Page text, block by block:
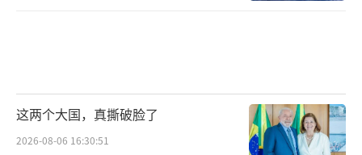
这两个大国，真撕破脸了
2026-08-06 16:30:51